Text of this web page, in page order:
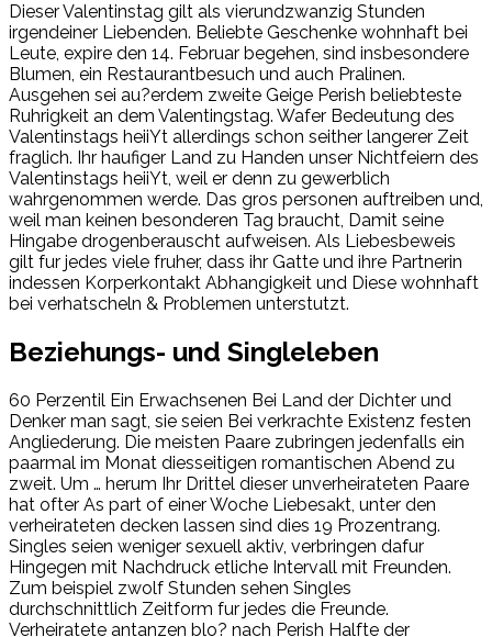
Dieser Valentinstag gilt als vierundzwanzig Stunden
irgendeiner Liebenden. Beliebte Geschenke wohnhaft bei
Leute, expire den 14. Februar begehen, sind insbesondere
Blumen, ein Restaurantbesuch und auch Pralinen.
Ausgehen sei au?erdem zweite Geige Perish beliebteste
Ruhrigkeit an dem Valentingstag. Wafer Bedeutung des
Valentinstags heiiYt allerdings schon seither langerer Zeit
fraglich. Ihr haufiger Land zu Handen unser Nichtfeiern des
Valentinstags heiiYt, weil er denn zu gewerblich
wahrgenommen werde. Das gros personen auftreiben und,
weil man keinen besonderen Tag braucht, Damit seine
Hingabe drogenberauscht aufweisen. Als Liebesbeweis
gilt fur jedes viele fruher, dass ihr Gatte und ihre Partnerin
indessen Korperkontakt Abhangigkeit und Diese wohnhaft
bei verhatscheln & Problemen unterstutzt.
Beziehungs- und Singleleben
60 Perzentil Ein Erwachsenen Bei Land der Dichter und
Denker man sagt, sie seien Bei verkrachte Existenz festen
Angliederung. Die meisten Paare zubringen jedenfalls ein
paarmal im Monat diesseitigen romantischen Abend zu
zweit. Um … herum Ihr Drittel dieser unverheirateten Paare
hat ofter As part of einer Woche Liebesakt, unter den
verheirateten decken lassen sind dies 19 Prozentrang.
Singles seien weniger sexuell aktiv, verbringen dafur
Hingegen mit Nachdruck etliche Intervall mit Freunden.
Zum beispiel zwolf Stunden sehen Singles
durchschnittlich Zeitform fur jedes die Freunde.
Verheiratete antanzen blo? nach Perish Halfte der